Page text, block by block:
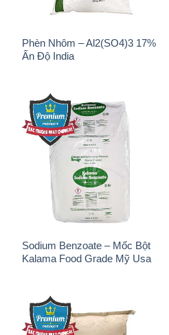
Phèn Nhôm – Al2(SO4)3 17%
Ấn Độ India
Sodium Benzoate – Mốc Bột
Kalama Food Grade Mỹ Usa